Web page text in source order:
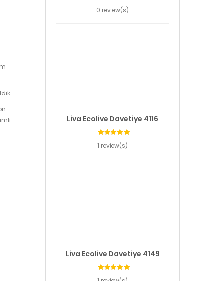
0 review(s)
Liva Ecolive Davetiye 4116
1 review(s)
Liva Ecolive Davetiye 4149